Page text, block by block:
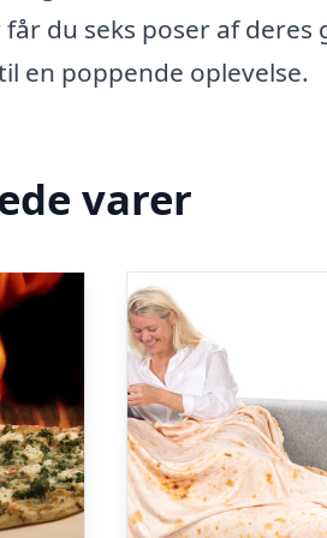
får du seks poser af
en poppende oplevelse.
varer